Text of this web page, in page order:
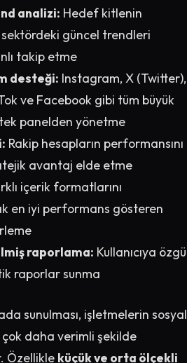
analizi: Hedef kitlenin
güncel trendleri
takip etme
desteği: Instagram, X (Twitter),
ve Facebook gibi tüm büyük
panelden yönetme
Rakip hesapların performansını
avantaj elde etme
içerik formatlarını
en iyi performans gösteren
raporlama: Kullanıcıya özgü
raporlar sunma
sunulması, işletmelerin sosyal
daha verimli şekilde
Özellikle küçük ve orta ölçekli